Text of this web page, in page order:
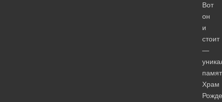
Вот
он
и
стоит
—
Храм